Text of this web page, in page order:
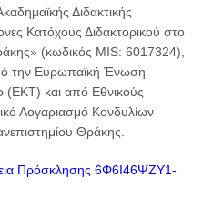
Διδακτικής
Κατόχους Διδακτορικού στο
(κωδικός MIS: 6017324),
την Ευρωπαϊκή Ένωση
(ΕΚΤ) και από Εθνικούς
Λογαριασμό Κονδυλίων
Θράκης.
Πρόσκλησης 6Φ6Ι46ΨΖΥ1-